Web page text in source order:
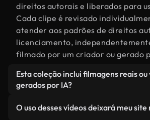
direitos autorais e liberados para
Cada clipe é revisado
atender aos padrões de direitos
licenciamento,
filmado por um criador ou gerado
Esta coleção inclui filmagens reais ou
gerados por IA?
por filmagens reais, feitas por
O uso desses vídeos deixará meu